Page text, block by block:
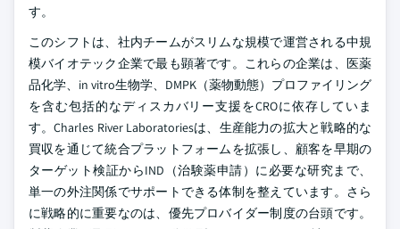
す。
このシフトは、社内チームがスリムな規模で運営される中規
模バイオテック企業で最も顕著です。これらの企業は、医薬
品化学、in vitro生物学、DMPK（薬物動態）プロファイリング
を含む包括的なディスカバリー支援をCROに依存していま
す。Charles River Laboratoriesは、生産能力の拡大と戦略的な
買収を通じて統合プラットフォームを拡張し、顧客を早期の
ターゲット検証からIND（治験薬申請）に必要な研究まで、
単一の外注関係でサポートできる体制を整えています。さら
に戦略的に重要なのは、優先プロバイダー制度の台頭です。